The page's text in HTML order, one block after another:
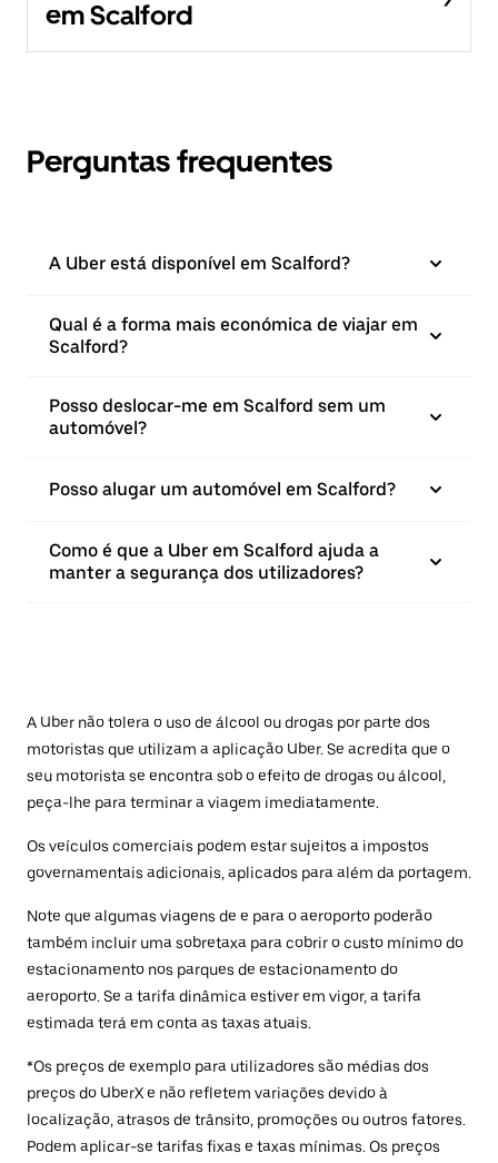
em Scalford
Perguntas frequentes
A Uber está disponível em Scalford?
Qual é a forma mais económica de viajar em
Scalford?
Posso deslocar-me em Scalford sem um
automóvel?
Posso alugar um automóvel em Scalford?
Como é que a Uber em Scalford ajuda a
manter a segurança dos utilizadores?
A Uber não tolera o uso de álcool ou drogas por parte dos
motoristas que utilizam a aplicação Uber. Se acredita que o
seu motorista se encontra sob o efeito de drogas ou álcool,
peça-lhe para terminar a viagem imediatamente.
Os veículos comerciais podem estar sujeitos a impostos
governamentais adicionais, aplicados para além da portagem.
Note que algumas viagens de e para o aeroporto poderão
também incluir uma sobretaxa para cobrir o custo mínimo do
estacionamento nos parques de estacionamento do
aeroporto. Se a tarifa dinâmica estiver em vigor, a tarifa
estimada terá em conta as taxas atuais.
*Os preços de exemplo para utilizadores são médias dos
preços do UberX e não refletem variações devido à
localização, atrasos de trânsito, promoções ou outros fatores.
Podem aplicar-se tarifas fixas e taxas mínimas. Os preços